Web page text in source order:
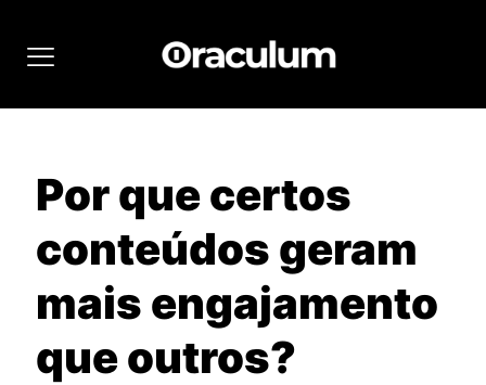
Por que certos
conteúdos geram
mais engajamento
que outros?